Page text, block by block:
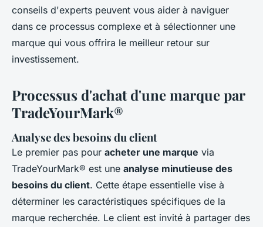
conseils d'experts peuvent vous aider à naviguer
dans ce processus complexe et à sélectionner une
marque qui vous offrira le meilleur retour sur
investissement.
Processus d'achat d'une marque par
TradeYourMark®
Analyse des besoins du client
Le premier pas pour acheter une marque via
TradeYourMark® est une analyse minutieuse des
besoins du client. Cette étape essentielle vise à
déterminer les caractéristiques spécifiques de la
marque recherchée. Le client est invité à partager des